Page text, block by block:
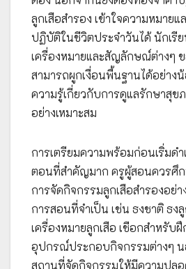
ลูกเสือสำรอง เข้าใจความหมายแ
ปฏิบัติในชีวิตประจำวันได้ นักเรี
เครื่องหมายและสัญลักษณ์ต่างๆ ข
สามารถผูกเงื่อนพื้นฐานได้อย่าง
ความรู้เกี่ยวกับการดูแลรักษาสุ
อย่างเหมาะสม
การเตรียมความพร้อมก่อนเริ่มด
ตอนที่สำคัญมาก ครูผู้สอนควรศึ
การจัดกิจกรรมลูกเสือสำรองอย่า
การสอนที่จำเป็น เช่น ธงชาติ ธง
เครื่องหมายลูกเสือ เชือกสำหรับฝึ
อุปกรณ์ประกอบกิจกรรมต่างๆ น
สถานที่จัดกิจกรรมให้มีความปลอ